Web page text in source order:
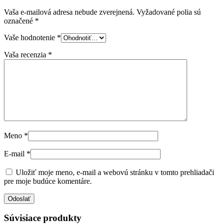
Vaša e-mailová adresa nebude zverejnená. Vyžadované polia sú
označené *
Vaše hodnotenie *
Vaša recenzia *
Meno *
E-mail *
Uložiť moje meno, e-mail a webovú stránku v tomto prehliadači
pre moje budúce komentáre.
Súvisiace produkty